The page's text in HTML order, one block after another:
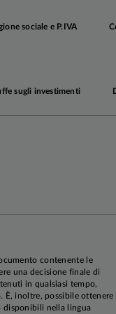
che un aumento
all'intervento
intervistati
economico e
potrebbe
schiacciati
sociale e P.IVA
sugli investimenti
contenente le
una decisione finale di
in qualsiasi tempo,
È, inoltre, possibile ottenere
disponibili nella lingua